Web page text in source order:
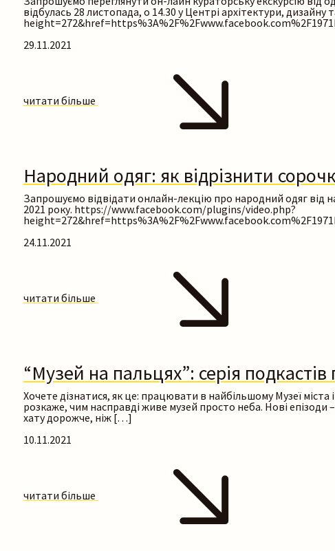
відбулась 28 листопада, о 14.30 у Центрі архітектури,
29.11.2021
читати більше
Народний одяг: як відрізнити
Запрошуємо відвідати онлайн-лекцію про народний одяг від
2021 року. https://www.facebook.com/plugins/video.php?
24.11.2021
читати більше
“Музей на пальцях”: серія
Хочете дізнатися, як це: працювати в найбільшому Музеї
розкаже, чим насправді живе музей просто неба. Нові
хату дорожче, ніж […]
10.11.2021
читати більше